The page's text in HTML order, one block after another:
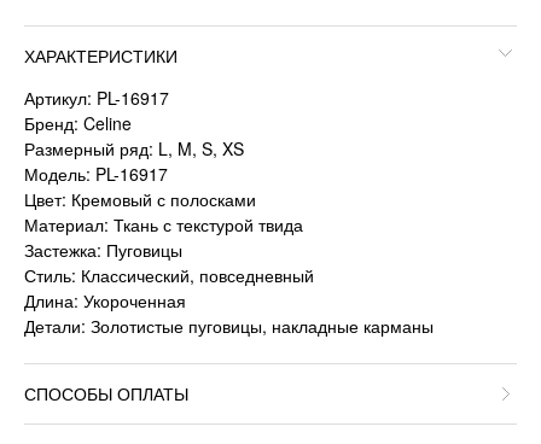
ХАРАКТЕРИСТИКИ
Артикул: PL-16917
Бренд: Celine
Размерный ряд: L, M, S, XS
Модель: PL-16917
Цвет: Кремовый с полосками
Материал: Ткань с текстурой твида
Застежка: Пуговицы
Стиль: Классический, повседневный
Длина: Укороченная
Детали: Золотистые пуговицы, накладные карманы
СПОСОБЫ ОПЛАТЫ